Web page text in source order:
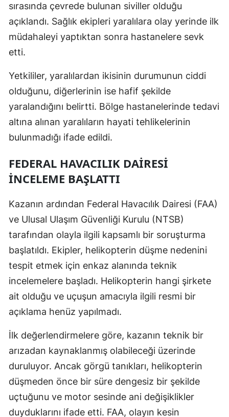
Kahramanmaraş
Mardin
Muş
Niğde
Rize
Samsun
Siirt
Sinop
Sivas
Tekirdağ
Trabzon
Tunceli
Şanlıurfa
Uşak
Van
sırasında çevrede bulunan siviller olduğu
açıklandı. Sağlık ekipleri yaralılara olay yerinde ilk
müdahaleyi yaptıktan sonra hastanelere sevk
etti.
Yetkililer, yaralılardan ikisinin durumunun ciddi
olduğunu, diğerlerinin ise hafif şekilde
yaralandığını belirtti. Bölge hastanelerinde tedavi
altına alınan yaralıların hayati tehlikelerinin
bulunmadığı ifade edildi.
FEDERAL HAVACILIK DAIRESI
İNCELEME BAŞLATTI
Kazanın ardından Federal Havacılık Dairesi (FAA)
ve Ulusal Ulaşım Güvenliği Kurulu (NTSB)
tarafından olayla ilgili kapsamlı bir soruşturma
başlatıldı. Ekipler, helikopterin düşme nedenini
tespit etmek için enkaz alanında teknik
incelemelere başladı. Helikopterin hangi şirkete
ait olduğu ve uçuşun amacıyla ilgili resmi bir
açıklama henüz yapılmadı.
İlk değerlendirmelere göre, kazanın teknik bir
arızadan kaynaklanmış olabileceği üzerinde
duruluyor. Ancak görgü tanıkları, helikopterin
düşmeden önce bir süre dengesiz bir şekilde
uçtuğunu ve motor sesinde ani değişiklikler
duyduklarını ifade etti. FAA, olayın kesin